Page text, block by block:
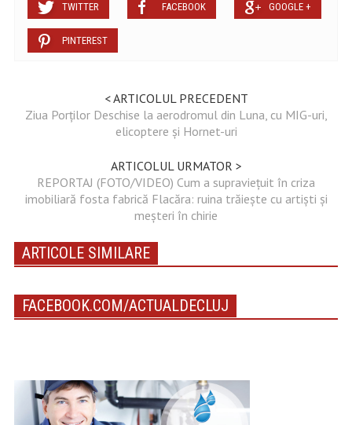
TWITTER FACEBOOK GOOGLE +
PINTEREST
< ARTICOLUL PRECEDENT
Ziua Porților Deschise la aerodromul din Luna, cu MIG-uri,
elicoptere și Hornet-uri
ARTICOLUL URMATOR >
REPORTAJ (FOTO/VIDEO) Cum a supraviețuit în criza
imobiliară fosta fabrică Flacăra: ruina trăiește cu artiști și
meșteri în chirie
ARTICOLE SIMILARE
FACEBOOK.COM/ACTUALDECLUJ